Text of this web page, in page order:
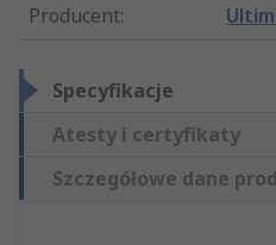
Producent:
Specyfikacje
Atesty i certyfikaty
Szczegółowe dane